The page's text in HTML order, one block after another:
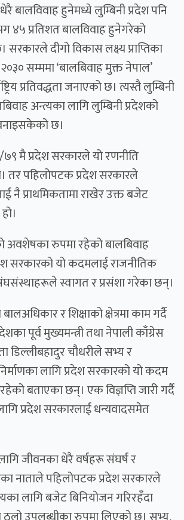
बालविवाह हुनेमध्ये लुम्बिनी प्रदेश पनि
४५ प्रतिशत बालविवाह हुनेगरेको
सरकारले दीगो विकास लक्ष्य प्राप्तिका
सम्ममा ‘बालबिवाह मुक्त नेपाल’
प्रतिवद्धता जनाएको छ। त्यस्तै लुम्बिनी
अन्त्यका लागि लुम्बिनी प्रदेशको
छ।
मै प्रदेश सरकारले यो रणनीति
तर पहिलोपटक प्रदेश सरकारले
नै प्राथमिकतामा राखेर उक्त बजेट
अवशेषका रुपमा रहेको बालबिवाह
सरकारको यो कदमलाई राजनीतिक
स्वागत र प्रसंशा गरेका छन्।
र शिक्षाको क्षेत्रमा काम गर्दै
पूर्व मुख्यमन्त्री तथा नेपाली काँग्रेस
चौधरीले सभ्य र
लागि प्रदेश सरकारको यो कदम
बताएका छन्। एक विज्ञप्ति जारी गर्दै
प्रदेश सरकारलाई धन्यवादसमेत
जीवनका धेरै वर्षहरू संघर्ष र
नाताले पहिलोपटक प्रदेश सरकारले
लागि बजेट बिनियोजन गरिरहँदा